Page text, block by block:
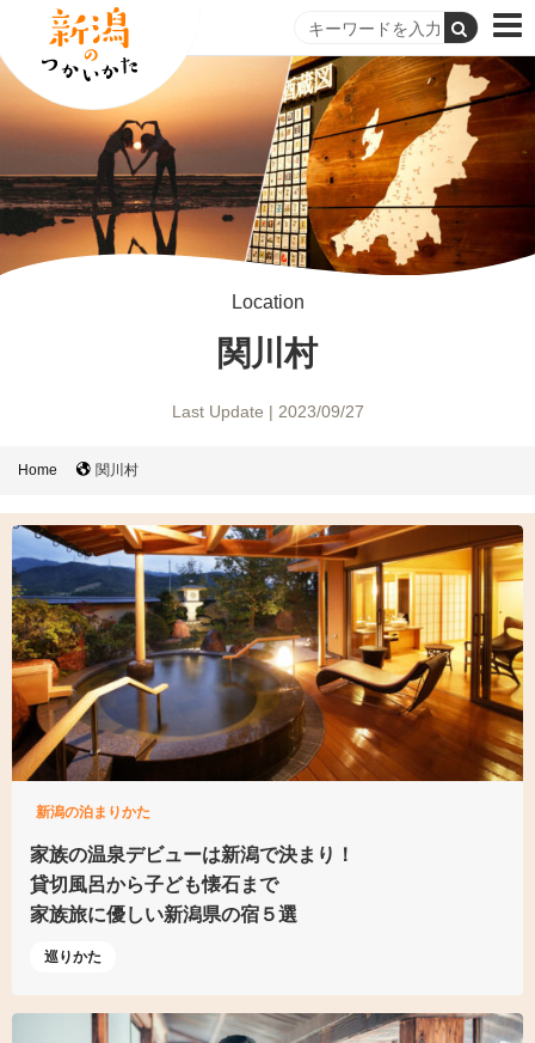
Location
関川村
Last Update | 2023/09/27
Home 関川村
新潟の泊まりかた
家族の温泉デビューは新潟で決まり！
貸切風呂から子ども懐石まで
家族旅に優しい新潟県の宿５選
巡りかた